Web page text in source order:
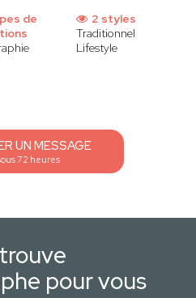
de
2 styles
Traditionnel
Lifestyle
UN MESSAGE
72 heures
pour vous